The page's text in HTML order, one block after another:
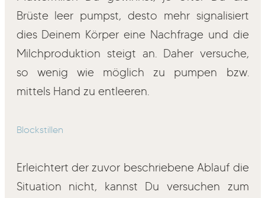
Brüste leer pumpst, desto mehr signalisiert
dies Deinem Körper eine Nachfrage und die
Milchproduktion steigt an. Daher versuche,
so wenig wie möglich zu pumpen bzw.
mittels Hand zu entleeren.
Blockstillen
Erleichtert der zuvor beschriebene Ablauf die
Situation nicht, kannst Du versuchen zum